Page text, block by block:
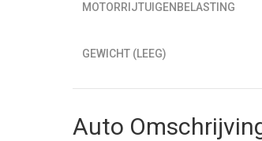
MOTORRIJTUIGENBELASTING
GEWICHT (LEEG)
Auto